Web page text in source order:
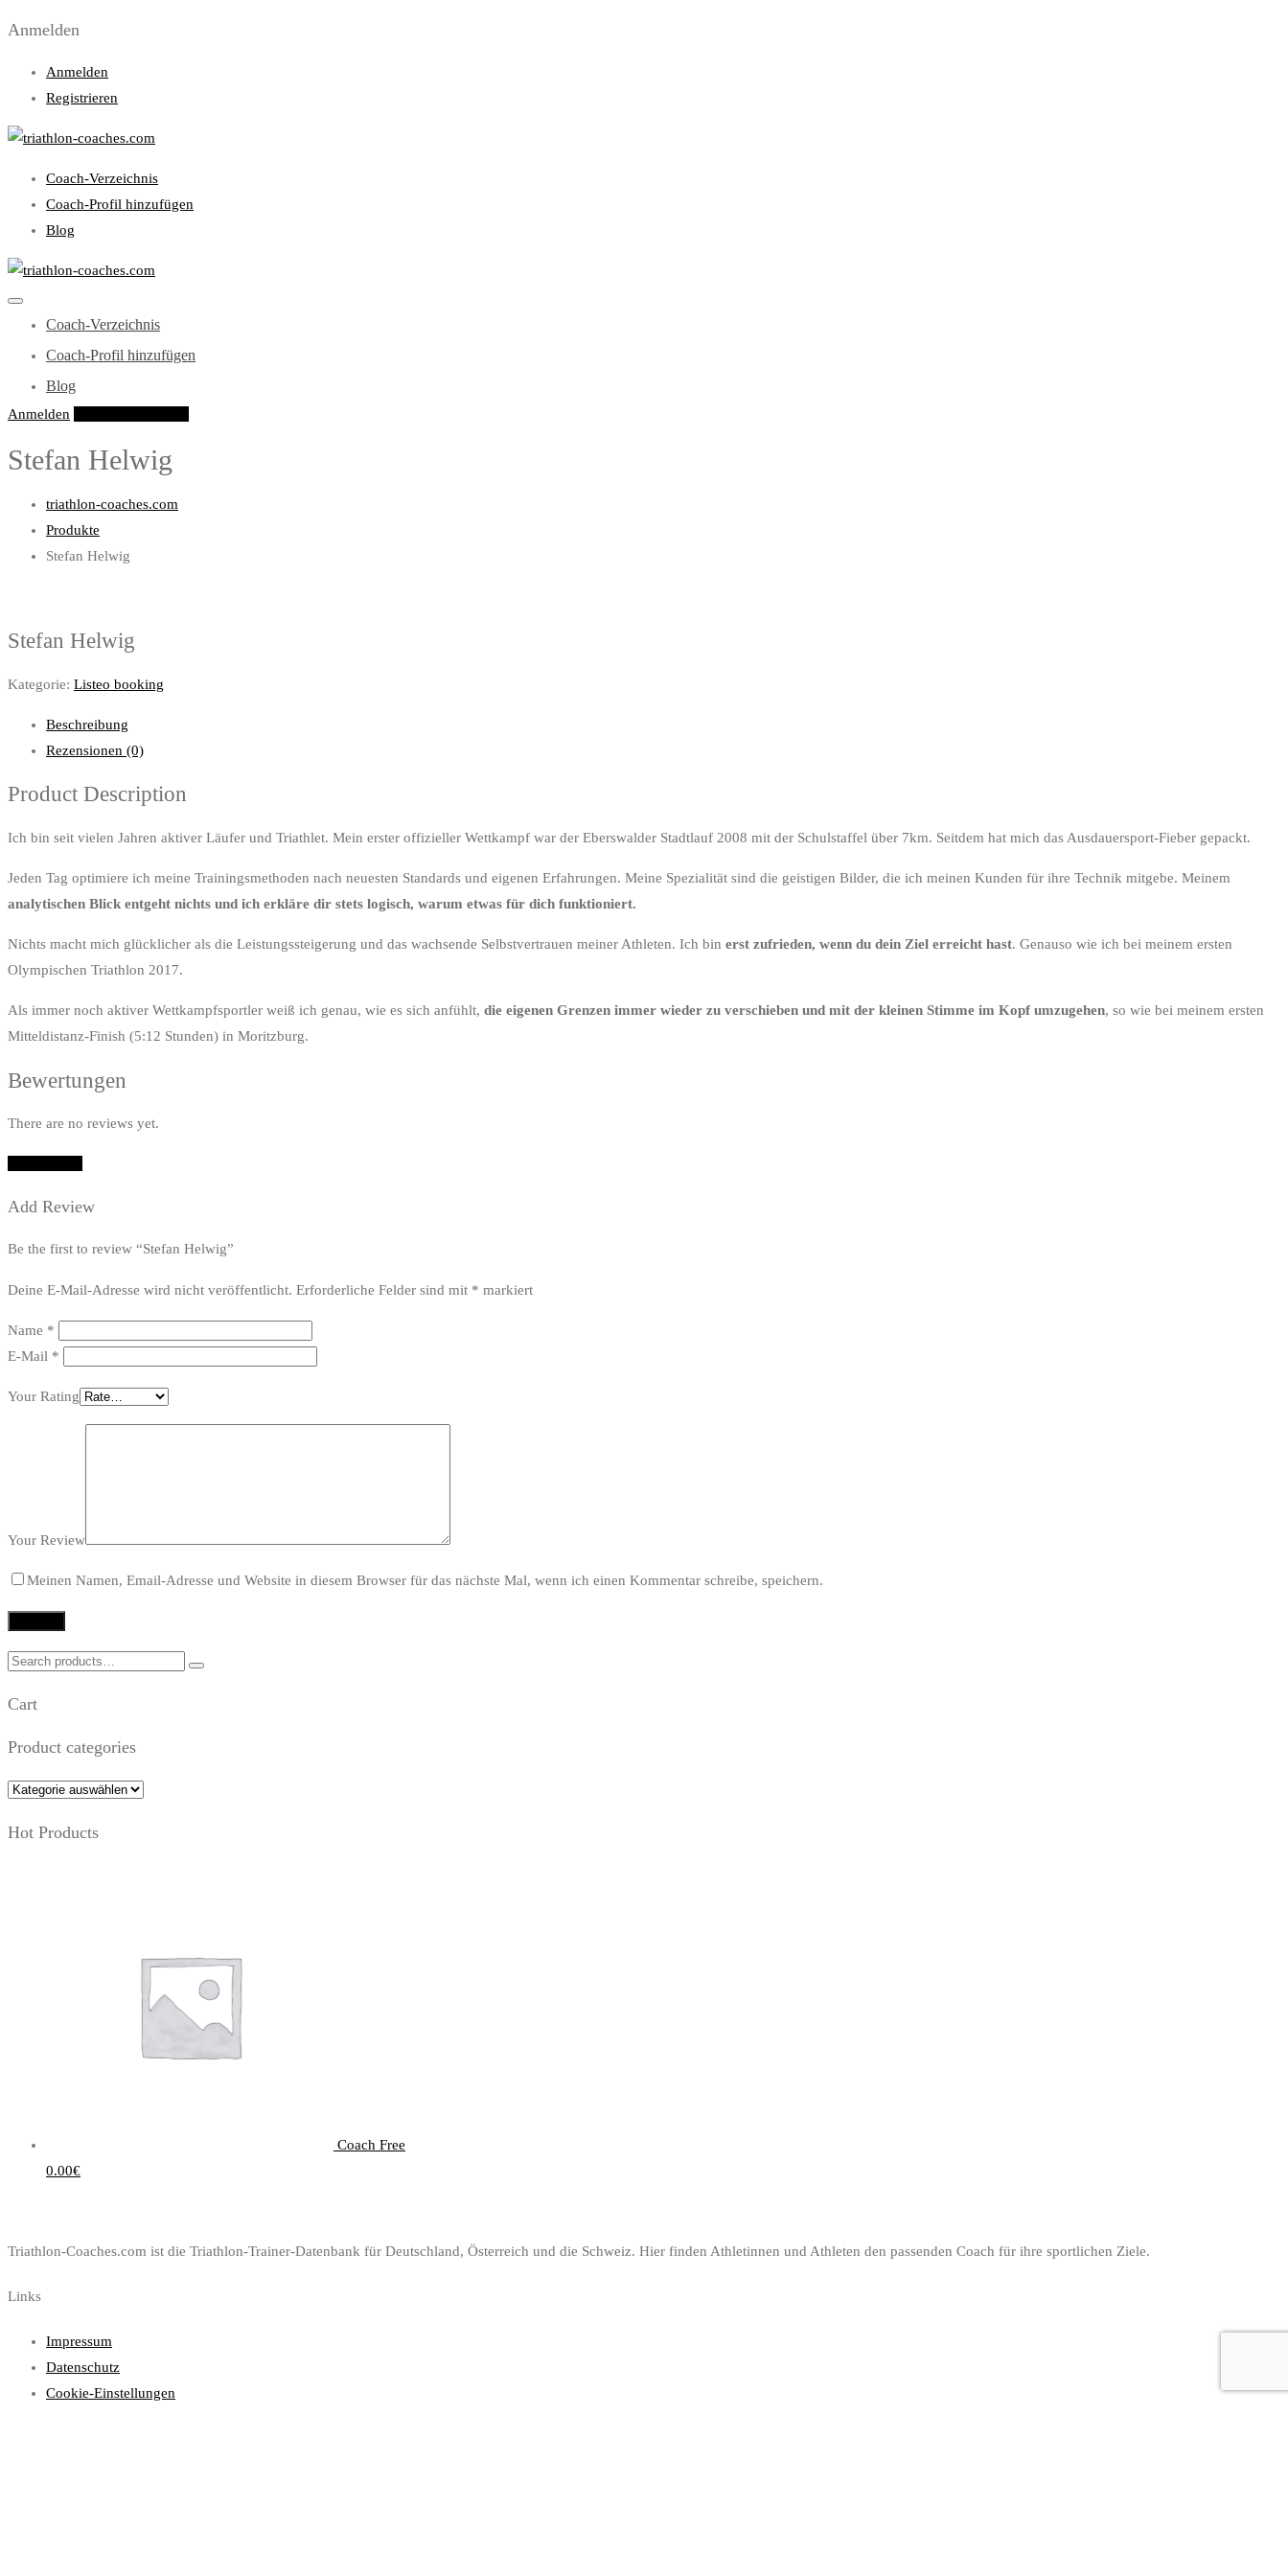
Anmelden
Anmelden
Registrieren
Coach-Verzeichnis
Coach-Profil hinzufügen
Blog
Coach-Verzeichnis
Coach-Profil hinzufügen
Blog
Anmelden
Stefan Helwig
triathlon-coaches.com
Produkte
Stefan Helwig
Stefan Helwig
Kategorie: Listeo booking
Beschreibung
Rezensionen (0)
Product Description
Ich bin seit vielen Jahren aktiver Läufer und Triathlet. Mein erster offizieller Wettkampf war der Eberswalder Stadtlauf 2008 mit der Schulstaffel über 7km. Seitdem hat mich das Ausdauersport-Fieber gepackt.
Jeden Tag optimiere ich meine Trainingsmethoden nach neuesten Standards und eigenen Erfahrungen. Meine Spezialität sind die geistigen Bilder, die ich meinen Kunden für ihre Technik mitgebe. Meinem
analytischen Blick entgeht nichts und ich erkläre dir stets logisch, warum etwas für dich funktioniert.
Nichts macht mich glücklicher als die Leistungssteigerung und das wachsende Selbstvertrauen meiner Athleten. Ich bin erst zufrieden, wenn du dein Ziel erreicht hast. Genauso wie ich bei meinem ersten
Olympischen Triathlon 2017.
Als immer noch aktiver Wettkampfsportler weiß ich genau, wie es sich anfühlt, die eigenen Grenzen immer wieder zu verschieben und mit der kleinen Stimme im Kopf umzugehen, so wie bei meinem ersten
Mitteldistanz-Finish (5:12 Stunden) in Moritzburg.
Bewertungen
There are no reviews yet.
Add Review
Be the first to review “Stefan Helwig”
Deine E-Mail-Adresse wird nicht veröffentlicht. Erforderliche Felder sind mit * markiert
Name *
E-Mail *
Your Rating
Your Review
Meinen Namen, Email-Adresse und Website in diesem Browser für das nächste Mal, wenn ich einen Kommentar schreibe, speichern.
Search
Cart
Product categories
Hot Products
Coach Free
0.00€
Triathlon-Coaches.com ist die Triathlon-Trainer-Datenbank für Deutschland, Österreich und die Schweiz. Hier finden Athletinnen und Athleten den passenden Coach für ihre sportlichen Ziele.
Links
Impressum
Datenschutz
Cookie-Einstellungen